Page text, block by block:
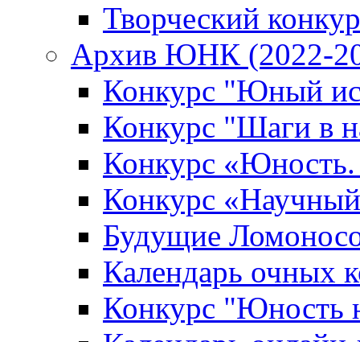
Творческий
Архив ЮНК (2022-
Конкурс "Юный
Конкурс "Шаги в
Конкурс «Юность.
Конкурс
Будущие
Календарь очных
Конкурс "Юность